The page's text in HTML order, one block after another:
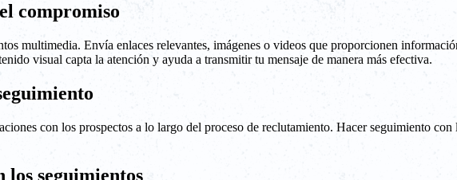
compromiso
multimedia. Envía enlaces relevantes, imágenes o videos que proporcionen
visual capta la atención y ayuda a transmitir tu mensaje de manera más efectiva.
con los prospectos a lo largo del proceso de reclutamiento. Hacer seguimiento
los seguimientos